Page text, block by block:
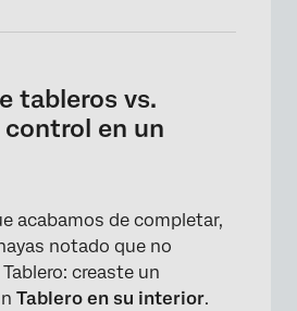
tableros vs.
control en un
acabamos de completar,
notado que no
creaste un
Tablero en su interior.